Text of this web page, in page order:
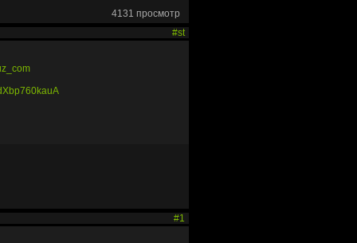
4131 просмотр
#st
#1